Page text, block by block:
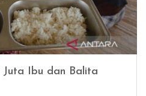
Juta Ibu dan Balita